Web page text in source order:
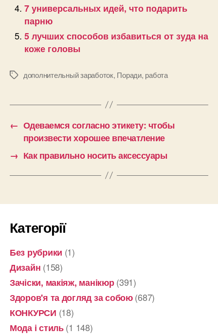
7 универсальных идей, что подарить
парню
5 лучших способов избавиться от зуда на
коже головы
Позначкидополнительный заработок, Поради, работа
← Одеваемся согласно этикету: чтобы
произвести хорошее впечатление
→ Как правильно носить аксессуары
Категорії
Без рубрики (1)
Дизайн (158)
Зачіски, макіяж, манікюр(391)
Здоров'я та догляд за собою(687)
КОНКУРСИ (18)
Мода і стиль(1 148)